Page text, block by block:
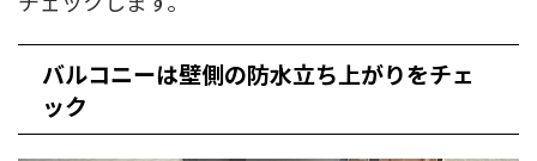
バルコニーは壁側の防水立ち上がりをチェ
ック